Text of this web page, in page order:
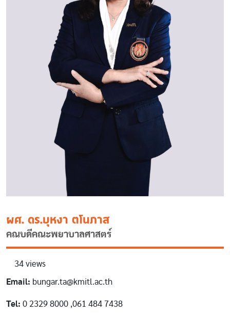
ผศ. ดร.บุหงา ตโนภาส
คณบดีคณะพยาบาลศาสตร์
34 views
Email: bungar.ta@kmitl.ac.th
Tel: 0 2329 8000 ,061 484 7438